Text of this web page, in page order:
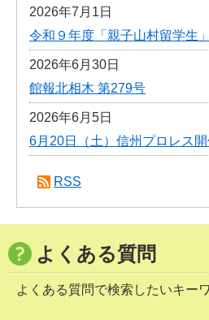
2026年7月1日
令和９年度「親子山村留学生
2026年6月30日
館報北相木 第279号
2026年6月5日
6月20日（土）信州プロレス
RSS
よくある質問
よくある質問で検索したいキー